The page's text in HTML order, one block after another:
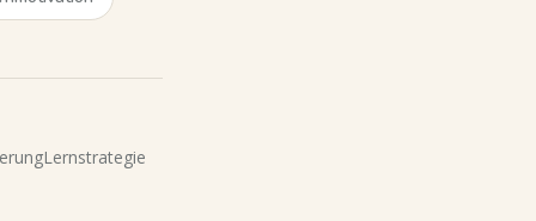
Lernstrategie